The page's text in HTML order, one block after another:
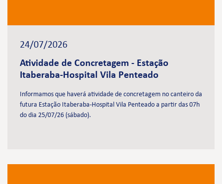
24/07/2026
Atividade de Concretagem - Estação
Itaberaba-Hospital Vila Penteado
Informamos que haverá atividade de concretagem no canteiro da
futura Estação Itaberaba-Hospital Vila Penteado a partir das 07h
do dia 25/07/26 (sábado).